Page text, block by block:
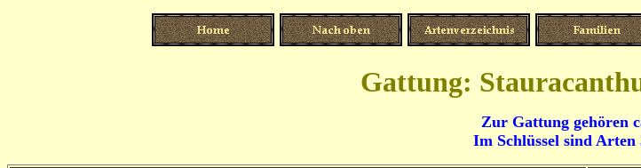
Gattung:
Zur Gattung gehören
Im Schlüssel sind Arten